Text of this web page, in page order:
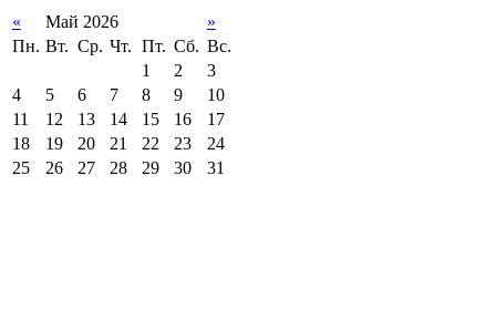
« Май 2026
»
Пн. Вт. Ср. Чт. Пт. Сб. Вс.
1
2
3
4
5 6 7 8 9
10
11
12 13 14 15 16
17
18
19 20 21 22 23
24
25
26 27 28 29 30 31